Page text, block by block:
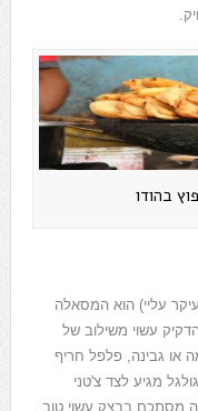
בהודו
עליי) הוא המסאלה
עשוי משילוב של
או גבינה, פלפל חריף
מגיע לצד צ'טני
מסתכם בבצק עשוי טוב